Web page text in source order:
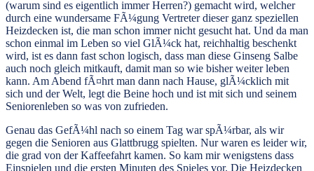
(warum sind es eigentlich immer Herren?) gemacht wird, welcher
durch eine wundersame FÃ¼gung Vertreter dieser ganz speziellen
Heizdecken ist, die man schon immer nicht gesucht hat. Und da man
schon einmal im Leben so viel GlÃ¼ck hat, reichhaltig beschenkt
wird, ist es dann fast schon logisch, dass man diese Ginseng Salbe
auch noch gleich mitkauft, damit man so wie bisher weiter leben
kann. Am Abend fÃ¤hrt man dann nach Hause, glÃ¼cklich mit
sich und der Welt, legt die Beine hoch und ist mit sich und seinem
Seniorenleben so was von zufrieden.
Genau das GefÃ¼hl nach so einem Tag war spÃ¼rbar, als wir
gegen die Senioren aus Glattbrugg spielten. Nur waren es leider wir,
die grad von der Kaffeefahrt kamen. So kam mir wenigstens dass
Einspielen und die ersten Minuten des Spieles vor. Die Heizdecken